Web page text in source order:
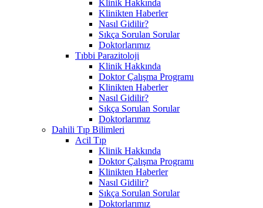
Klinik Hakkında
Klinikten Haberler
Nasıl Gidilir?
Sıkça Sorulan Sorular
Doktorlarımız
Tıbbi Parazitoloji
Klinik Hakkında
Doktor Çalışma Programı
Klinikten Haberler
Nasıl Gidilir?
Sıkça Sorulan Sorular
Doktorlarımız
Dahili Tıp Bilimleri
Acil Tıp
Klinik Hakkında
Doktor Çalışma Programı
Klinikten Haberler
Nasıl Gidilir?
Sıkça Sorulan Sorular
Doktorlarımız